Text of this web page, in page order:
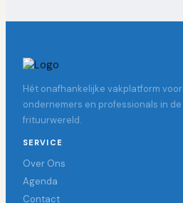
Hét onafhankelijke vakplatform voor
ondernemers en professionals in de
frituurwereld.
SERVICE
Over Ons
Agenda
Contact